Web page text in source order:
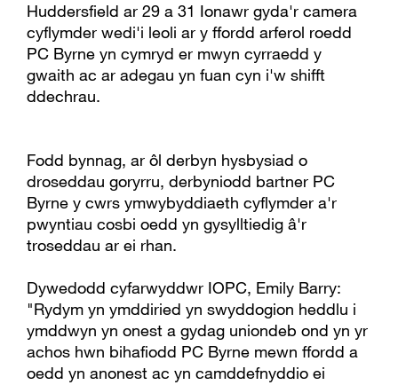
Huddersfield ar 29 a 31 Ionawr gyda'r camera
cyflymder wedi'i leoli ar y ffordd arferol roedd
PC Byrne yn cymryd er mwyn cyrraedd y
gwaith ac ar adegau yn fuan cyn i'w shifft
ddechrau.
Fodd bynnag, ar ôl derbyn hysbysiad o
droseddau goryrru, derbyniodd bartner PC
Byrne y cwrs ymwybyddiaeth cyflymder a'r
pwyntiau cosbi oedd yn gysylltiedig â'r
troseddau ar ei rhan.
Dywedodd cyfarwyddwr IOPC, Emily Barry:
"Rydym yn ymddiried yn swyddogion heddlu i
ymddwyn yn onest a gydag uniondeb ond yn yr
achos hwn bihafiodd PC Byrne mewn ffordd a
oedd yn anonest ac yn camddefnyddio ei